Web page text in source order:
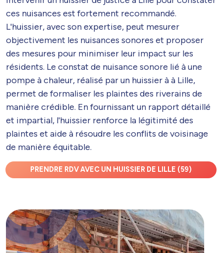
ces nuisances est fortement recommandé.
L'huissier, avec son expertise, peut mesurer
objectivement les nuisances sonores et proposer
des mesures pour minimiser leur impact sur les
résidents. Le constat de nuisance sonore lié à une
pompe à chaleur, réalisé par un huissier à à Lille,
permet de formaliser les plaintes des riverains de
manière crédible. En fournissant un rapport détaillé
et impartial, l'huissier renforce la légitimité des
plaintes et aide à résoudre les conflits de voisinage
de manière équitable.
PRENDRE RDV AVEC UN HUISSIER DE LILLE (59)